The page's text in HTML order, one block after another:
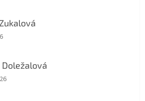
obchodu je 5 z 5 hvězdiček.
Doležalová
obchodu je 5 z 5 hvězdiček.